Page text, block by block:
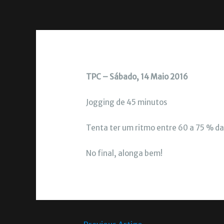
TPC – Sábado, 14 Maio 2016
Jogging de 45 minutos
Tenta ter um ritmo entre 60 a 75 %
No final, alonga bem!